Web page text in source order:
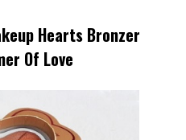
Hearts Bronzer
Of Love